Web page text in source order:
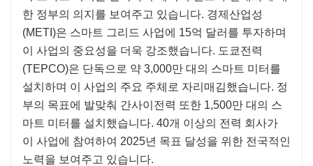
한 정부의 의지를 보여주고 있습니다. 경제산업성
(METI)은 스마트 그리드 사업에 15억 달러를 투자하며
이 사업의 중요성을 더욱 강조했습니다. 도쿄전력
(TEPCO)은 단독으로 약 3,000만 대의 스마트 미터를
설치하며 이 사업의 주요 주체로 자리매김했습니다. 정
부의 목표에 발맞춰 간사이전력 또한 1,500만 대의 스
마트 미터를 설치했습니다. 40개 이상의 전력 회사가
이 사업에 참여하여 2025년 목표 달성을 위한 전국적인
노력을 보여주고 있습니다.